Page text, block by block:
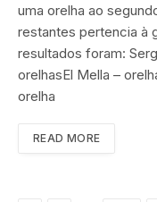
uma orelha ao
restantes pertencia à
resultados foram:
orelhasEl Mella –
orelha
READ MORE